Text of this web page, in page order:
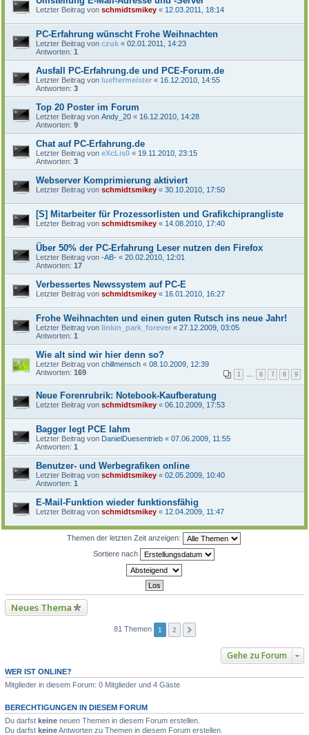
Letzter Beitrag von schmidtsmikey « 12.03.2011, 18:14
PC-Erfahrung wünscht Frohe Weihnachten
Letzter Beitrag von czuk « 02.01.2011, 14:23
Antworten: 1
Ausfall PC-Erfahrung.de und PCE-Forum.de
Letzter Beitrag von lueftermeister « 16.12.2010, 14:55
Antworten: 3
Top 20 Poster im Forum
Letzter Beitrag von Andy_20 « 16.12.2010, 14:28
Antworten: 9
Chat auf PC-Erfahrung.de
Letzter Beitrag von eXcLis0 « 19.11.2010, 23:15
Antworten: 3
Webserver Komprimierung aktiviert
Letzter Beitrag von schmidtsmikey « 30.10.2010, 17:50
[S] Mitarbeiter für Prozessorlisten und Grafikchiprangliste
Letzter Beitrag von schmidtsmikey « 14.08.2010, 17:40
Über 50% der PC-Erfahrung Leser nutzen den Firefox
Letzter Beitrag von -AB- « 20.02.2010, 12:01
Antworten: 17
Verbessertes Newssystem auf PC-E
Letzter Beitrag von schmidtsmikey « 16.01.2010, 16:27
Frohe Weihnachten und einen guten Rutsch ins neue Jahr!
Letzter Beitrag von linkin_park_forever « 27.12.2009, 03:05
Antworten: 1
Wie alt sind wir hier denn so?
Letzter Beitrag von chillmensch « 08.10.2009, 12:39
Antworten: 169 1 … 6 7 8 9
Neue Forenrubrik: Notebook-Kaufberatung
Letzter Beitrag von schmidtsmikey « 06.10.2009, 17:53
Bagger legt PCE lahm
Letzter Beitrag von DanielDuesentrieb « 07.06.2009, 11:55
Antworten: 1
Benutzer- und Werbegrafiken online
Letzter Beitrag von schmidtsmikey « 02.05.2009, 10:40
Antworten: 1
E-Mail-Funktion wieder funktionsfähig
Letzter Beitrag von schmidtsmikey « 12.04.2009, 11:47
Themen der letzten Zeit anzeigen:
Sortiere nach
Neues Thema
81 Themen 1 2
Gehe zu Forum
WER IST ONLINE?
Mitglieder in diesem Forum: 0 Mitglieder und 4 Gäste
BERECHTIGUNGEN IN DIESEM FORUM
Du darfst keine neuen Themen in diesem Forum erstellen.
Du darfst keineAntworten zu Themen in diesem Forum erstellen.